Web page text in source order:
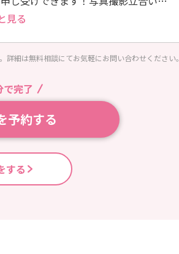
康管理アドバイス
見る
細は無料相談にてお気軽にお問い合わせください。
で完了
予約する
する